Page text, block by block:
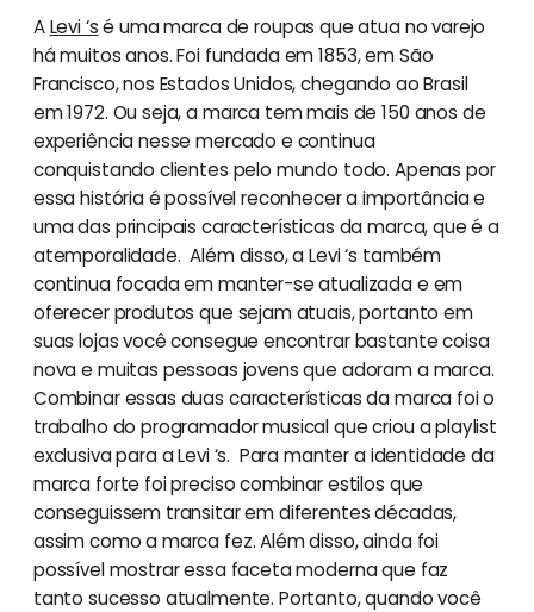
ALevi ‘sé uma marca de roupas que atua no varejo
há muitos anos. Foi fundada em 1853, em São
Francisco, nos Estados Unidos, chegando ao Brasil
em 1972. Ou seja, a marca tem mais de 150 anos de
experiência nesse mercado e continua
conquistando clientes pelo mundo todo. Apenas por
essa história é possível reconhecer a importância e
uma das principais características da marca, que é a
atemporalidade. Além disso, a Levi ‘s também
continua focada em manter-se atualizada e em
oferecer produtos que sejam atuais, portanto em
suas lojas você consegue encontrar bastante coisa
nova e muitas pessoas jovens que adoram a marca.
Combinar essas duas características da marca foi o
trabalho do programador musical que criou a playlist
exclusiva para a Levi ‘s. Para manter a identidade da
marca forte foi preciso combinar estilos que
conseguissem transitar em diferentes décadas,
assim como a marca fez. Além disso, ainda foi
possível mostrar essa faceta moderna que faz
tanto sucesso atualmente. Portanto, quando você